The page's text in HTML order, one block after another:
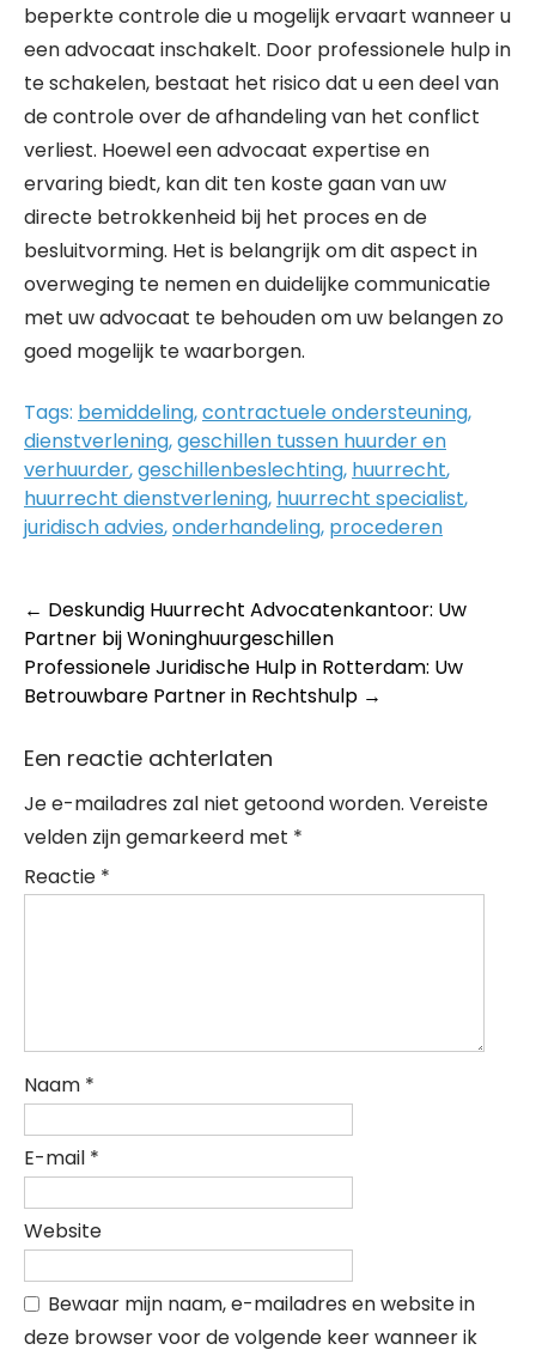
beperkte controle die u mogelijk ervaart wanneer u
een advocaat inschakelt. Door professionele hulp in
te schakelen, bestaat het risico dat u een deel van
de controle over de afhandeling van het conflict
verliest. Hoewel een advocaat expertise en
ervaring biedt, kan dit ten koste gaan van uw
directe betrokkenheid bij het proces en de
besluitvorming. Het is belangrijk om dit aspect in
overweging te nemen en duidelijke communicatie
met uw advocaat te behouden om uw belangen zo
goed mogelijk te waarborgen.
Tags: bemiddeling,contractuele ondersteuning,
dienstverlening,geschillen tussen huurder en
verhuurder,geschillenbeslechting, huurrecht,
huurrecht dienstverlening, huurrecht specialist,
juridisch advies,onderhandeling, procederen
Post
navigation
← Deskundig Huurrecht Advocatenkantoor: Uw
Partner bij Woninghuurgeschillen
Professionele Juridische Hulp in Rotterdam: Uw
Betrouwbare Partner in Rechtshulp →
Een reactie achterlaten
Je e-mailadres zal niet getoond worden. Vereiste
velden zijn gemarkeerd met *
Reactie *
Naam *
E-mail *
Website
Bewaar mijn naam, e-mailadres en website in
deze browser voor de volgende keer wanneer ik